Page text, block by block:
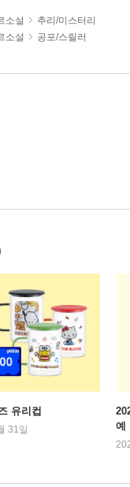
소설
추리/미스터리
소설 공포/스릴러
유리컵
31일
예